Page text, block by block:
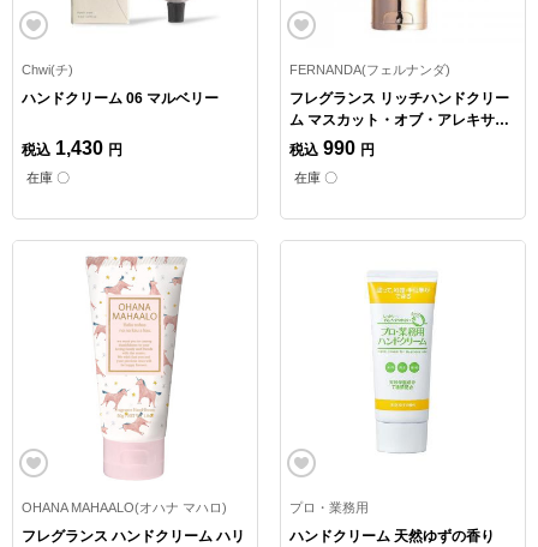
Chwi(チ)
ハンドクリーム 06 マルベリー
税込 1,430 円
在庫 〇
FERNANDA(フェルナンダ)
フレグランス リッチハンドクリー
ム マスカット・オブ・アレキサン
ドリア 50g
税込 990 円
在庫 〇
OHANA MAHAALO(オハナ マハロ)
フレグランス ハンドクリーム ハリ
プロ・業務用
ハンドクリーム 天然ゆずの香り